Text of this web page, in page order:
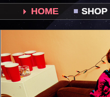
HOME SHOP